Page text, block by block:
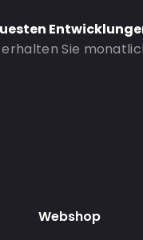
Sie
Webshop